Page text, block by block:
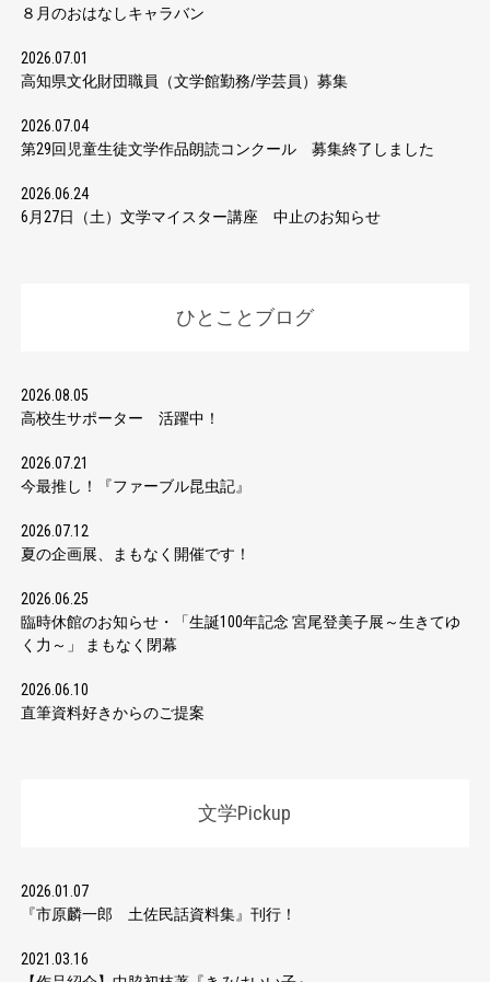
８月のおはなしキャラバン
2026.07.01
高知県文化財団職員（文学館勤務/学芸員）募集
2026.07.04
第29回児童生徒文学作品朗読コンクール 募集終了しました
2026.06.24
6月27日（土）文学マイスター講座 中止のお知らせ
ひとことブログ
2026.08.05
高校生サポーター 活躍中！
2026.07.21
今最推し！『ファーブル昆虫記』
2026.07.12
夏の企画展、まもなく開催です！
2026.06.25
臨時休館のお知らせ・「生誕100年記念 宮尾登美子展～生きてゆ
く力～」 まもなく閉幕
2026.06.10
直筆資料好きからのご提案
文学Pickup
2026.01.07
『市原麟一郎 土佐民話資料集』刊行！
2021.03.16